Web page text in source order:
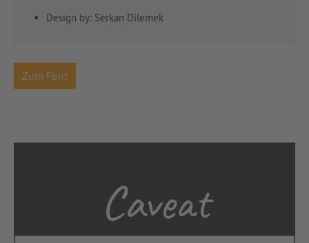
Design by: Serkan Dilemek
Zum Font